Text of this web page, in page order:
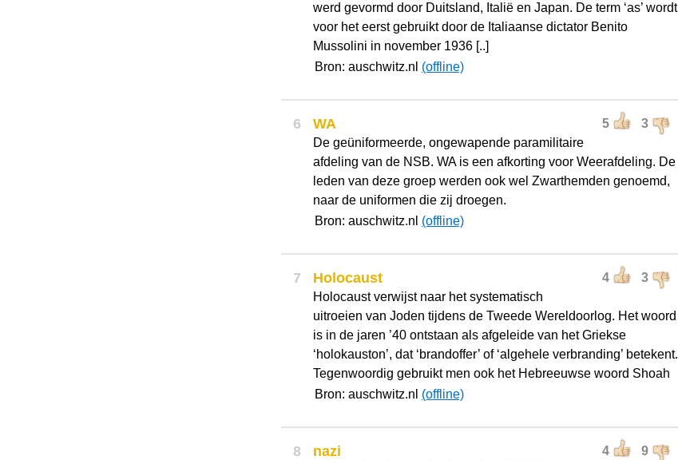
werd gevormd door Duitsland, Italië en Japan. De term ‘as’ wordt
voor het eerst gebruikt door de Italiaanse dictator Benito
Mussolini in november 1936 [..]
Bron: auschwitz.nl (offline)
6 5 3
WA
De geüniformeerde, ongewapende paramilitaire
afdeling van de NSB. WA is een afkorting voor Weerafdeling. De
leden van deze groep werden ook wel Zwarthemden genoemd,
naar de uniformen die zij droegen.
Bron: auschwitz.nl (offline)
7 4 3
Holocaust
Holocaust verwijst naar het systematisch
uitroeien van Joden tijdens de Tweede Wereldoorlog. Het woord
is in de jaren ’40 ontstaan als afgeleide van het Griekse
‘holokauston’, dat ‘brandoffer’ of ‘algehele verbranding’ betekent.
Tegenwoordig gebruikt men ook het Hebreeuwse woord Shoah
Bron: auschwitz.nl (offline)
8 4 9
nazi